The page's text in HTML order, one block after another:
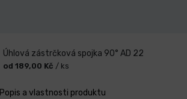
Úhlová zástrčková spojka 90° AD 22
od 189,00 Kč / ks
Popis a vlastnosti produktu